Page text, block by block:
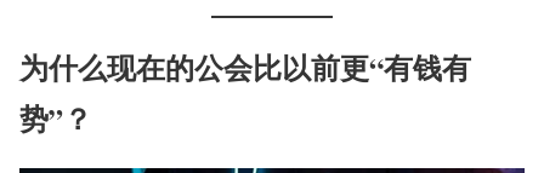
为什么现在的公会比以前更“有钱有
势”？